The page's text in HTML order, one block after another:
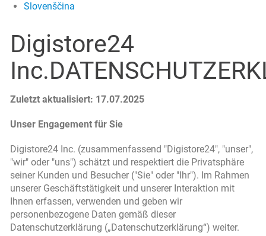
Slovenščina
Digistore24
Zuletzt aktualisiert: 17.07.2025
Unser Engagement für Sie
Digistore24 Inc. (zusammenfassend "Digistore24", "unser",
"wir" oder "uns") schätzt und respektiert die Privatsphäre
seiner Kunden und Besucher ("Sie" oder "Ihr"). Im Rahmen
unserer Geschäftstätigkeit und unserer Interaktion mit
Ihnen erfassen, verwenden und geben wir
personenbezogene Daten gemäß dieser
Datenschutzerklärung („Datenschutzerklärung“) weiter.